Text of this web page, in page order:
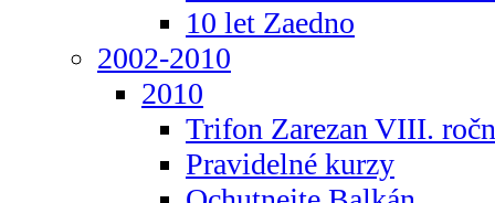
10 let Zaedno
2002-2010
2010
Trifon Zarezan VIII.
Pravidelné kurzy